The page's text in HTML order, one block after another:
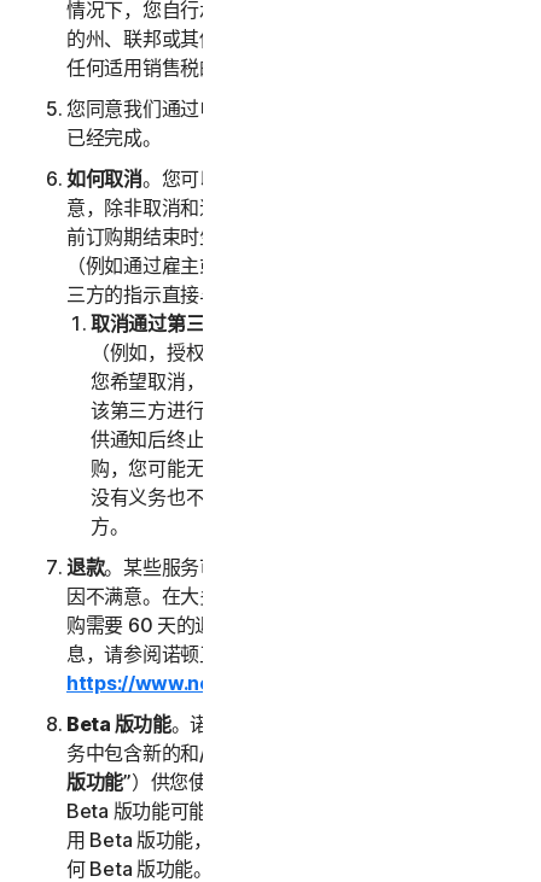
情况下，您自行承担可能与您购买服务相关的任何适用
的州、联邦或其他税费。我们还保留收取您购买服务的
任何适用销售税的权利。
您同意我们通过电子邮件向您发送确认单时，您的交易
已经完成。
如何取消。您可以随时取消或终止您的订购，但请注
意，除非取消和退款政策中另有规定，此类取消将在当
前订购期结束时生效。如果您是通过第三方购买服务
（例如通过雇主或其他第三方注册），则必须按照该第
三方的指示直接与该第三方终止服务。
取消通过第三方进行的订购。
（例如，授权经销商或您的雇主）购买订购，并且
您希望取消，则您必须按照该第三方的指示直接与
该第三方进行终止。我们只会在该第三方向我们提
供通知后终止您的订购。如果您是通过第三方订
购，您可能无权获得我们对任何费用的退款；我们
没有义务也不会将您支付的任何费用退还给第三
方。
退款。某些服务可能会提供退款保证，以防您因任何原
因不满意。在大多数情况下，直接向我们购买的年度订
购需要 60 天的退款期限。有关获得服务退款的详细信
息，请参阅诺顿卫复客的取消和退款政策 (
https://www.norton.com/return-policy
Beta 版功能。诺顿卫复客可能会经自行决定不时在服
务中包含新的和/或更新的 Beta 版功能（以下称“
版功能”）供您使用，并且允许您提供反馈。您使用
Beta 版功能可能需要付费。您了解并同意，您自愿使
用 Beta 版功能，并且诺顿卫复客没有义务向您提供任
何 Beta 版功能。在不限制本 LSA 的任何其他规定的前